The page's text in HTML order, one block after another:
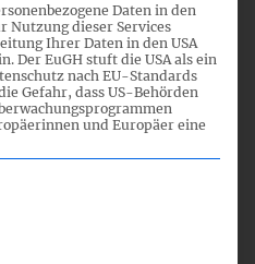
Daten in den
Nutzung dieser Services
Ihrer Daten in den USA
Der EuGH stuft die USA als ein
nach EU-Standards
Gefahr, dass US-Behörden
und Europäer eine
Gruppen, für die eine